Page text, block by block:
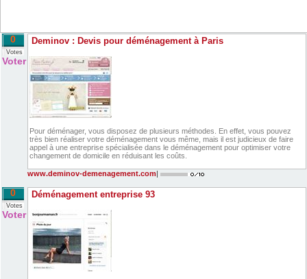
0
Votes
Voter
Deminov : Devis pour déménagement à Paris
Pour déménager, vous disposez de plusieurs méthodes. En effet, vous pouvez
très bien réaliser votre déménagement vous même, mais il est judicieux de faire
appel à une entreprise spécialisée dans le déménagement pour optimiser votre
changement de domicile en réduisant les coûts.
www.deminov-demenagement.com|
0
Votes
Voter
Déménagement entreprise 93